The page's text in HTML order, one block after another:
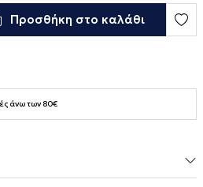
Προσθήκη στο καλάθι
άνω των 80€